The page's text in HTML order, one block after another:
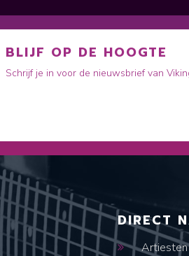
BLIJF OP DE HOOGTE
Schrijf je in voor de nieuwsbrief van
DIRECT
Artiesten